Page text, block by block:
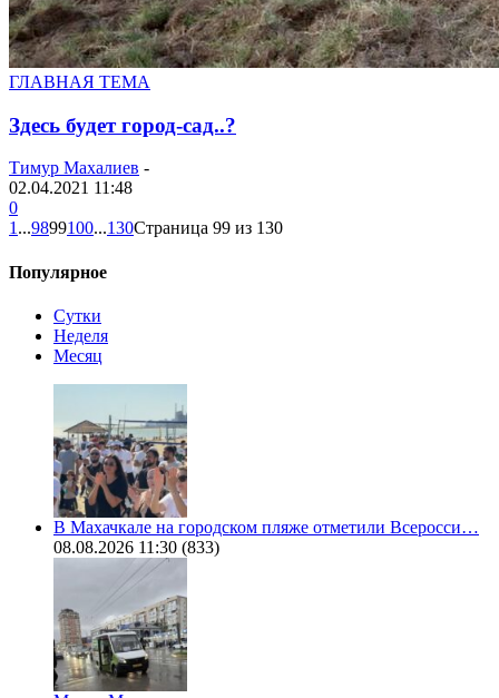
ГЛАВНАЯ ТЕМА
Здесь будет город-сад..?
Тимур Махалиев -
02.04.2021 11:48
0
1 ...9899100...130Страница 99 из 130
Популярное
Сутки
Неделя
Месяц
В Махачкале на городском пляже отметили Всеросси…
08.08.2026 11:30 (833)